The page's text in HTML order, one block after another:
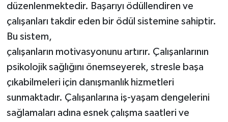
düzenlenmektedir. Başarıyı ödüllendiren ve
çalışanları takdir eden bir ödül sistemine sahiptir.
Bu sistem,
çalışanların motivasyonunu artırır. Çalışanlarının
psikolojik sağlığını önemseyerek, stresle başa
çıkabilmeleri için danışmanlık hizmetleri
sunmaktadır. Çalışanlarına iş-yaşam dengelerini
sağlamaları adına esnek çalışma saatleri ve